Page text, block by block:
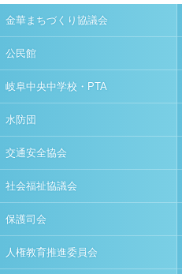
金華まちづくり協議会
公民館
岐阜中央中学校・PTA
水防団
交通安全協会
社会福祉協議会
保護司会
人権教育推進委員会